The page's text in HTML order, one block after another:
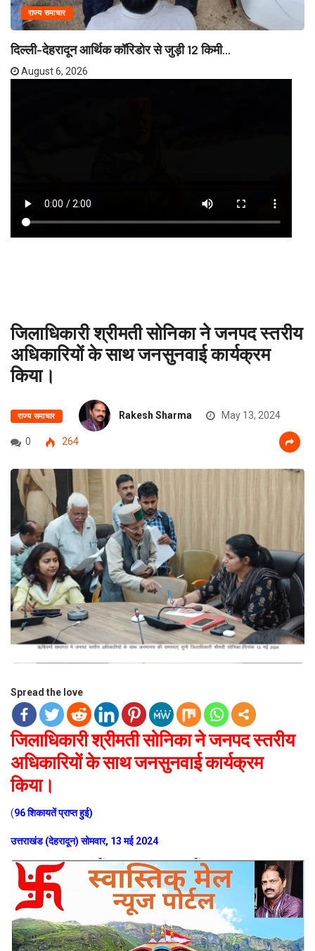
राज्य समाचार
दिल्ली-देहरादून आर्थिक कॉरिडोर से जुड़ी 12 किमी...
August 6, 2026
जिलाधिकारी श्रीमती सोनिका ने जनपद स्तरीय
अधिकारियों के साथ जनसुनवाई कार्यक्रम
किया।
राज्य समाचार Rakesh Sharma May 13, 2024
0 264
Spread the love
जिलाधिकारी श्रीमती सोनिका ने जनपद स्तरीय
अधिकारियों के साथ जनसुनवाई कार्यक्रम
किया।
(96 शिकायतें प्राप्त हुई)
उत्तराखंड (देहरादून) सोमवार, 13 मई 2024